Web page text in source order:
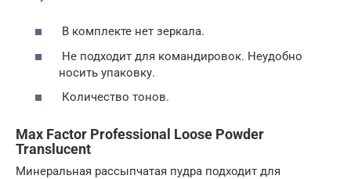
В комплекте нет зеркала.
Не подходит для командировок. Неудобно
носить упаковку.
Количество тонов.
Max Factor Professional Loose Powder
Translucent
Минеральная рассыпчатая пудра подходит для